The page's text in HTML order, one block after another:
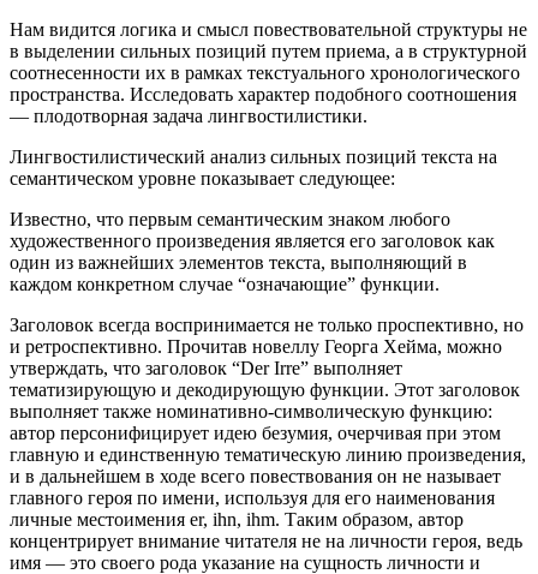
Нам видится логика и смысл повествовательной структуры не
в выделении сильных позиций путем приема, а в структурной
соотнесенности их в рамках текстуального хронологического
пространства. Исследовать характер подобного соотношения
— плодотворная задача лингвостилистики.
Лингвостилистический анализ сильных позиций текста на
семантическом уровне показывает следующее:
Известно, что первым семантическим знаком любого
художественного произведения является его заголовок как
один из важнейших элементов текста, выполняющий в
каждом конкретном случае “означающие” функции.
Заголовок всегда воспринимается не только проспективно, но
и ретроспективно. Прочитав новеллу Георга Хейма, можно
утверждать, что заголовок “Der Irre” выполняет
тематизирующую и декодирующую функции. Этот заголовок
выполняет также номинативно-символическую функцию:
автор персонифицирует идею безумия, очерчивая при этом
главную и единственную тематическую линию произведения,
и в дальнейшем в ходе всего повествования он не называет
главного героя по имени, используя для его наименования
личные местоимения er, ihn, ihm. Таким образом, автор
концентрирует внимание читателя не на личности героя, ведь
имя — это своего рода указание на сущность личности и